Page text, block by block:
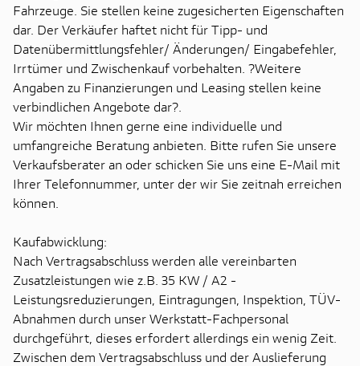
Fahrzeuge. Sie stellen keine zugesicherten Eigenschaften
dar. Der Verkäufer haftet nicht für Tipp- und
Datenübermittlungsfehler/ Änderungen/ Eingabefehler,
Irrtümer und Zwischenkauf vorbehalten. ?Weitere
Angaben zu Finanzierungen und Leasing stellen keine
verbindlichen Angebote dar?.
Wir möchten Ihnen gerne eine individuelle und
umfangreiche Beratung anbieten. Bitte rufen Sie unsere
Verkaufsberater an oder schicken Sie uns eine E-Mail mit
Ihrer Telefonnummer, unter der wir Sie zeitnah erreichen
können.
Kaufabwicklung:
Nach Vertragsabschluss werden alle vereinbarten
Zusatzleistungen wie z.B. 35 KW / A2 -
Leistungsreduzierungen, Eintragungen, Inspektion, TÜV-
Abnahmen durch unser Werkstatt-Fachpersonal
durchgeführt, dieses erfordert allerdings ein wenig Zeit.
Zwischen dem Vertragsabschluss und der Auslieferung